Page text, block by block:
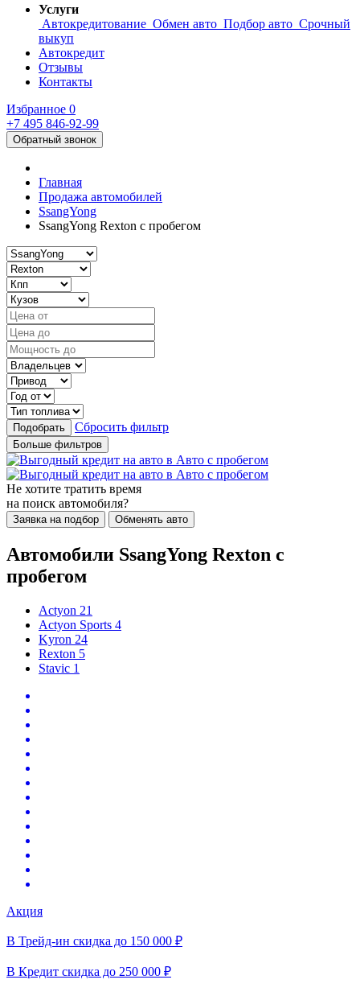
Услуги
Автокредитование Обмен авто Подбор авто Срочный
выкуп
Автокредит
Отзывы
Контакты
Избранное 0
+7 495 846-92-99
Обратный звонок
Главная
Продажа автомобилей
SsangYong
SsangYong Rexton с пробегом
Подобрать Сбросить фильтр
Больше фильтров
Не хотите тратить время
на поиск автомобиля?
Заявка на подбор Обменять авто
Автомобили SsangYong Rexton с
пробегом
Actyon 21
Actyon Sports 4
Kyron 24
Rexton 5
Stavic 1
Акция
В Трейд-ин скидка до 150 000 ₽
В Кредит скидка до 250 000 ₽